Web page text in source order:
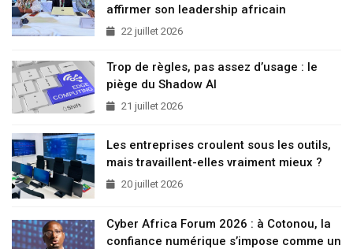
affirmer son leadership africain
22 juillet 2026
Trop de règles, pas assez d’usage : le
piège du Shadow AI
21 juillet 2026
Les entreprises croulent sous les outils,
mais travaillent-elles vraiment mieux ?
20 juillet 2026
Cyber Africa Forum 2026 : à Cotonou, la
confiance numérique s’impose comme un